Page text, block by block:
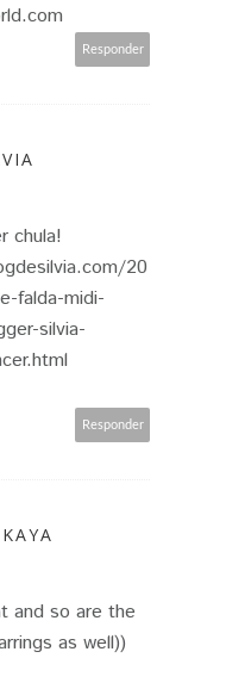
Responder
chula!
20
falda-midi-
silvia-
Responder
and so are the
as well))